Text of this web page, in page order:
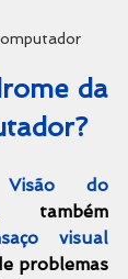
da
do
também
visual
problemas